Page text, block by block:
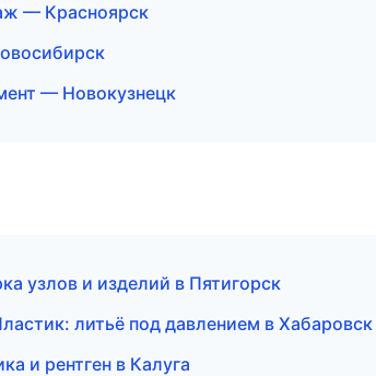
— Красноярск
— Новокузнецк
узлов и изделий в Пятигорск
литьё под давлением в Хабаровск
и рентген в Калуга